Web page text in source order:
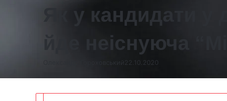
Як у кандидати у
йде неіснуюча
Олександр Гороховський 22.10.2020